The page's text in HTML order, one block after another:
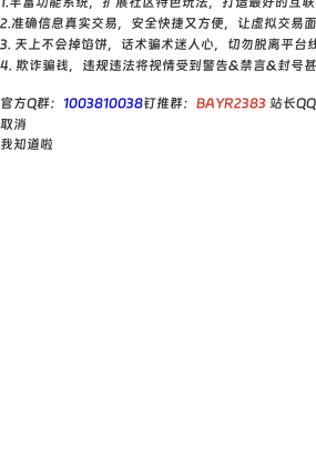
2.准确信息真实交易，安全快捷又方便，让虚拟交易面
3. 天上不会掉馅饼，话术骗术迷人心，切勿脱离平台
4. 欺诈骗钱，违规违法将视情受到警告&禁言&封号甚
官方Q群： 1003810038钉推群： BAYR2383 站长QQ
取消
我知道啦